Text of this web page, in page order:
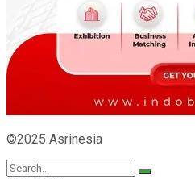
©2025 Asrinesia